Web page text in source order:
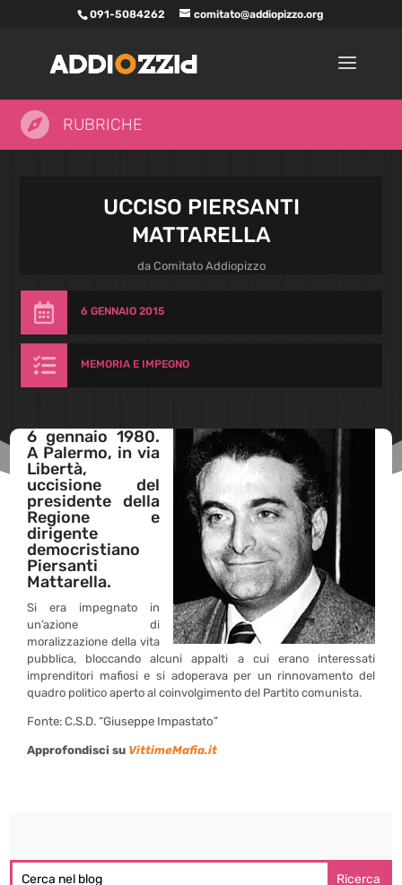
091-5084262 comitato@addiopizzo.org
 RUBRICHE
UCCISO PIERSANTI
MATTARELLA
da Comitato Addiopizzo
 6 GENNAIO 2015
 MEMORIA E IMPEGNO
6 gennaio 1980.
A Palermo, in via
Libertà,
uccisione del
presidente della
Regione e
dirigente
democristiano
Piersanti
Mattarella.
Si era impegnato in
un’azione di
moralizzazione della vita
pubblica, bloccando alcuni appalti a cui erano interessati
imprenditori mafiosi e si adoperava per un rinnovamento del
quadro politico aperto al coinvolgimento del Partito comunista.
Fonte: C.S.D. “Giuseppe Impastato”
Approfondisci su VittimeMafia.it